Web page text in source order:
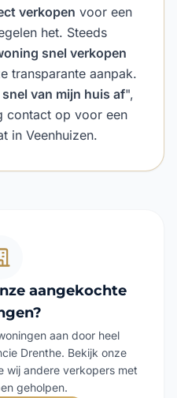
verkopen voor een
het. Steeds
snel verkopen
transparante aanpak.
snel van mijn huis af",
contact op voor een
in Veenhuizen.
aangekochte
aan door heel
Drenthe. Bekijk onze
wij andere verkopers met
geholpen.